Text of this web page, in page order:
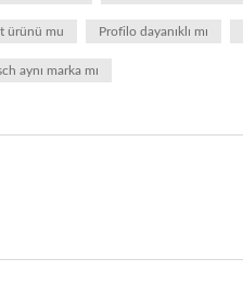
ürünü mu Profilo dayanıklı mı
aynı marka mı